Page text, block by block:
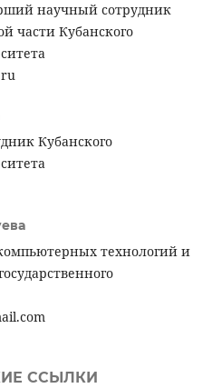
научный сотрудник
части Кубанского
Кубанского
технологий и
ССЫЛКИ